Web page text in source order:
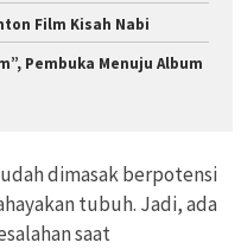
Film Kisah Nabi
Pembuka Menuju Album
dimasak berpotensi
tubuh. Jadi, ada
saat